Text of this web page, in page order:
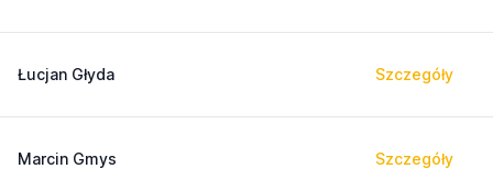
Łucjan Głyda Szczegóły
Marcin Gmys Szczegóły